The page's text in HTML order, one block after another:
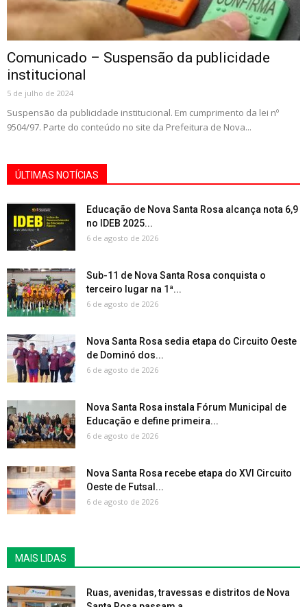
Comunicado – Suspensão da publicidade
institucional
5 de julho de 2024
Suspensão da publicidade institucional. Em cumprimento da lei nº
9504/97. Parte do conteúdo no site da Prefeitura de Nova...
ÚLTIMAS NOTÍCIAS
Educação de Nova Santa Rosa alcança nota 6,9
no IDEB 2025...
6 de agosto de 2026
Sub-11 de Nova Santa Rosa conquista o
terceiro lugar na 1ª...
6 de agosto de 2026
Nova Santa Rosa sedia etapa do Circuito Oeste
de Dominó dos...
6 de agosto de 2026
Nova Santa Rosa instala Fórum Municipal de
Educação e define primeira...
6 de agosto de 2026
Nova Santa Rosa recebe etapa do XVI Circuito
Oeste de Futsal...
6 de agosto de 2026
MAIS LIDAS
Ruas, avenidas, travessas e distritos de Nova